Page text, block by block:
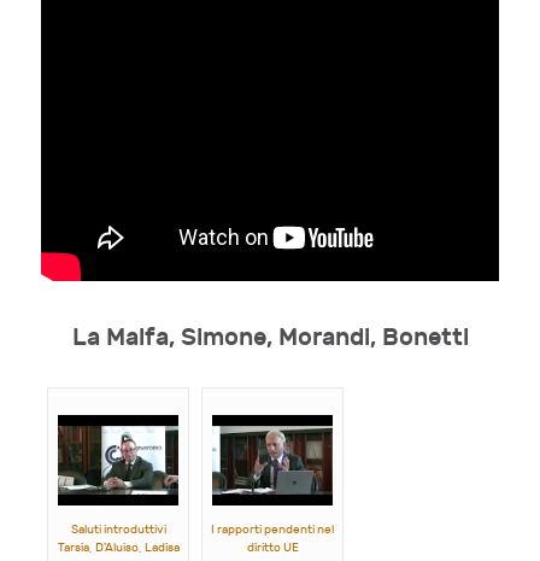
La Malfa, Simone, Morandi, Bonetti
Saluti introduttivi
Tarsia, D'Aluiso, Ladisa
I rapporti pendenti nel
diritto UE